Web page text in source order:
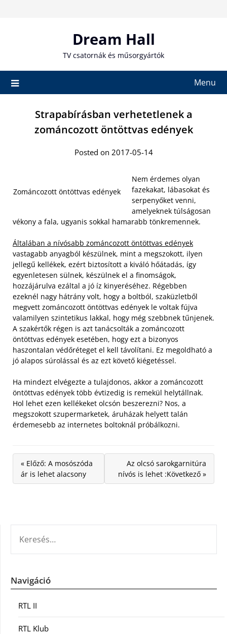
Dream Hall
TV csatornák és műsorgyártók
Menu
Strapabírásban verhetetlenek a
zománcozott öntöttvas edények
Posted on 2017-05-14
Zománcozott öntöttvas edények
Nem érdemes olyan
fazekakat, lábasokat és
serpenyőket venni,
amelyeknek túlságosan
vékony a fala, ugyanis sokkal hamarabb tönkremennek.
Általában a nívósabb zománcozott öntöttvas edények
vastagabb anyagból készülnek, mint a megszokott, ilyen
jellegű kellékek, ezért biztosított a kiváló hőátadás, így
egyenletesen sülnek, készülnek el a finomságok,
hozzájárulva ezáltal a jó íz kinyeréséhez. Régebben
ezeknél nagy hátrány volt, hogy a boltból, szaküzletből
megvett zománcozott öntöttvas edények le voltak fújva
valamilyen szintetikus lakkal, hogy még szebbnek tűnjenek.
A szakértők régen is azt tanácsolták a zománcozott
öntöttvas edények esetében, hogy ezt a bizonyos
haszontalan védőréteget el kell távolítani. Ez megoldható a
jó alapos súrolással és az ezt követő kiégetéssel.
Ha mindezt elvégezte a tulajdonos, akkor a zománcozott
öntöttvas edények több évtizedig is remekül helytállnak.
Hol lehet ezen kellékeket olcsón beszerezni? Nos, a
megszokott szupermarketek, áruházak helyett talán
érdemesebb az internetes boltoknál próbálkozni.
« Előző: A mosószóda
ár is lehet alacsony
Az olcsó sarokgarnitúra
nívós is lehet :Következő »
Navigáció
RTL II
RTL Klub